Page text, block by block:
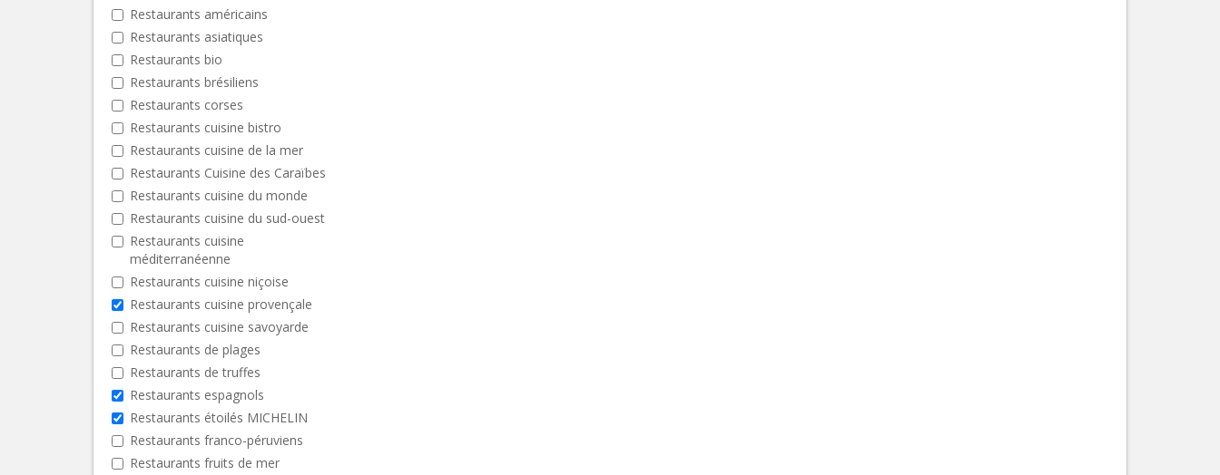
Restaurants américains
Restaurants asiatiques
Restaurants bio
Restaurants brésiliens
Restaurants corses
Restaurants cuisine bistro
Restaurants cuisine de la mer
Restaurants Cuisine des Caraïbes
Restaurants cuisine du monde
Restaurants cuisine du sud-ouest
Restaurants cuisine
méditerranéenne
Restaurants cuisine niçoise
Restaurants cuisine provençale
Restaurants cuisine savoyarde
Restaurants de plages
Restaurants de truffes
Restaurants espagnols
Restaurants étoilés MICHELIN
Restaurants franco-péruviens
Restaurants fruits de mer